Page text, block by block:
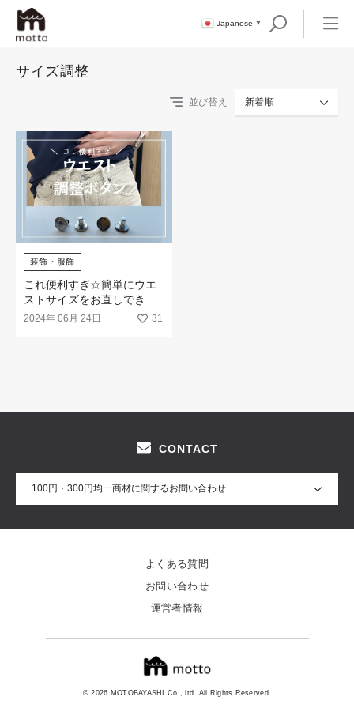
Japanese ▼
サイズ調整
並び替え 新着順
装飾・服飾
これ便利すぎ☆簡単にウエ
ストサイズをお直しできる
「サイズ調整ボタン」が新
2024年 06月 24日 31
CONTACT
100円・300円均一商材に関するお問い合わせ
© 2026 MOTOBAYASHI Co., ltd. All Rights Reserved.
よくある質問
お問い合わせ
運営者情報